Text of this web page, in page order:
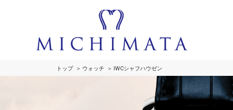
トップ ウォッチ IWCシャフハウゼン